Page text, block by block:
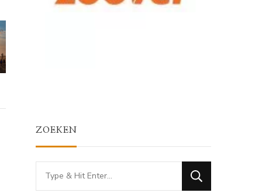
ZOEKEN
Looking
for